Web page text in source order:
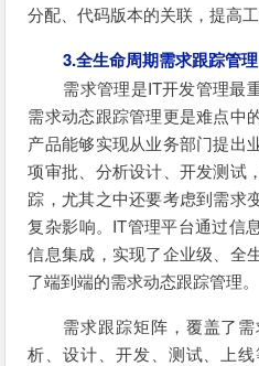
分配、代码版本的关联，提高工
3.全生命周期需求跟踪管理
需求管理是IT开发管理最
需求动态跟踪管理更是难点中
产品能够实现从业务部门提出
项审批、分析设计、开发测试
踪，尤其之中还要考虑到需求
复杂影响。IT管理平台通过信
信息集成，实现了企业级、全
了端到端的需求动态跟踪管理。
需求跟踪矩阵，覆盖了
析、设计、开发、测试、上